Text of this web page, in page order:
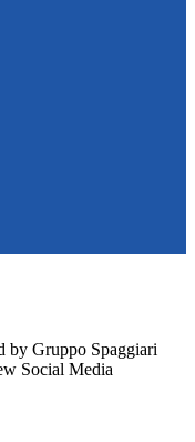
by Gruppo Spaggiari
Social Media